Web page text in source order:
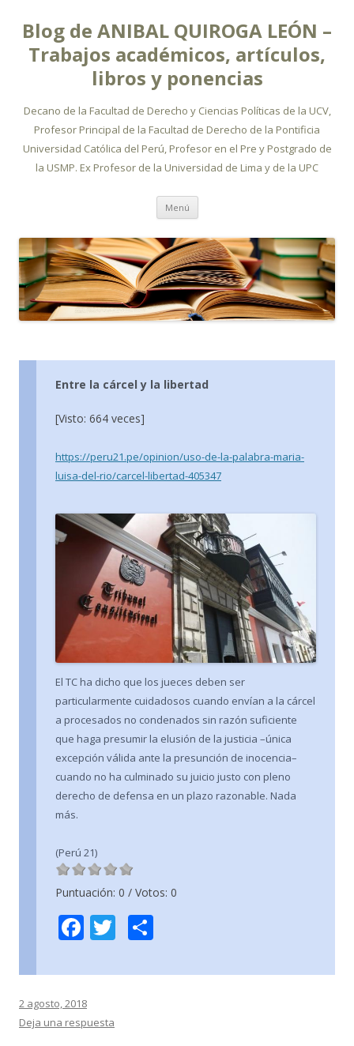
Blog de ANIBAL QUIROGA LEÓN –
Trabajos académicos, artículos,
libros y ponencias
Decano de la Facultad de Derecho y Ciencias Políticas de la UCV,
Profesor Principal de la Facultad de Derecho de la Pontificia
Universidad Católica del Perú, Profesor en el Pre y Postgrado de
la USMP. Ex Profesor de la Universidad de Lima y de la UPC
Menú Ir
contenido
Entre la cárcel y la libertad
[Visto: 664 veces]
https://peru21.pe/opinion/uso-de-la-palabra-maria-
luisa-del-rio/carcel-libertad-405347
El TC ha dicho que los jueces deben ser
particularmente cuidadosos cuando envían a la cárcel
a procesados no condenados sin razón suficiente
que haga presumir la elusión de la justicia –única
excepción válida ante la presunción de inocencia–
cuando no ha culminado su juicio justo con pleno
derecho de defensa en un plazo razonable. Nada
más.
(Perú 21)
Puntuación: 0 / Votos: 0
F
e
b
o
T
itt m
2 agosto, 2018
Deja una respuesta